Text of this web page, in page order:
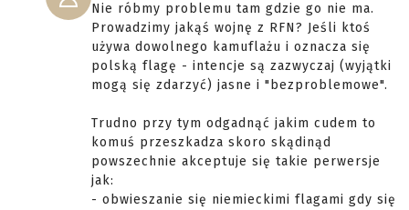
Nie róbmy problemu tam gdzie go nie ma.
Prowadzimy jakąś wojnę z RFN? Jeśli ktoś
używa dowolnego kamuflażu i oznacza się
polską flagę - intencje są zazwyczaj (wyjątki
mogą się zdarzyć) jasne i "bezproblemowe".
Trudno przy tym odgadnąć jakim cudem to
komuś przeszkadza skoro skądinąd
powszechnie akceptuje się takie perwersje
jak:
- obwieszanie się niemieckimi flagami gdy się